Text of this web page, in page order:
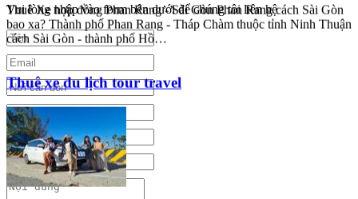
Thuê Xe hợp đồng Phan Rang - Sài Gòn Phan Rang cách Sài Gòn
bao xa? Thành phố Phan Rang - Tháp Chàm thuộc tỉnh Ninh Thuận
cách Sài Gòn - thành phố Hồ…
Thuê xe du lịch tour travel
Vui lòng nhập vào form bên dưới để chúng tôi liên hệ